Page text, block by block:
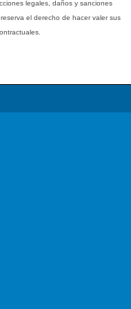
legales, daños y sanciones
el derecho de hacer valer sus